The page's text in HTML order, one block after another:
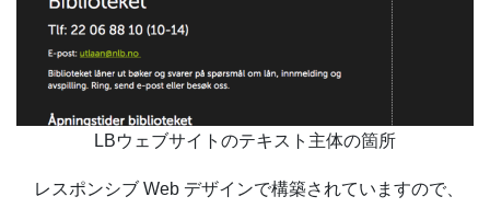
LBウェブサイトのテキスト主体の箇所
レスポンシブ Web デザインで構築されていますので、